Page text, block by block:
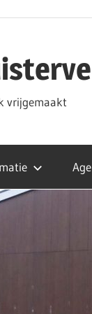
vrijgemaakt